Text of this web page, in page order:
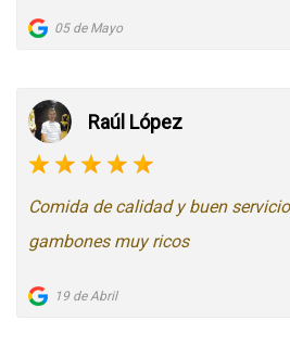
05 de Mayo
Raúl López
Comida de calidad y buen
gambones muy ricos
19 de Abril